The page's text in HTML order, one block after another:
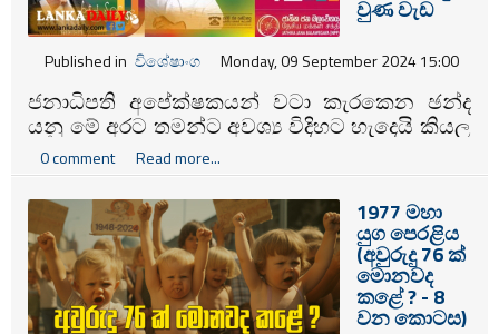
වුණ වැඩ
Published in විශේෂාංග Monday, 09 September 2024 15:00
ජනාධිපති අපේක්ෂකයන් වටා කැරකෙන ඡන්ද
යනු මේ අරට තමන්ට අවශ්‍ය විදිහට හැදෙයි කියල
හිතන පිරිසගේ අපේක්ෂාවන් ගොන්නක්. ඒක
ආත්මාර්ථකාමි හෝ පරාර්ථකාමී හැඟීමක් වෙන්න
පුළුවන්.
0 comment Read more...
1977 මහා
යුග පෙරළිය
(අවුරුදු 76 ක්
මොනවද
කළේ ? - 8
වන කොටස)